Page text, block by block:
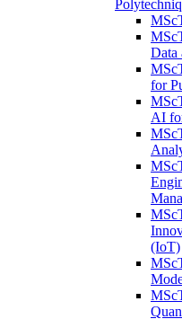
Data
for
AI
(IoT)